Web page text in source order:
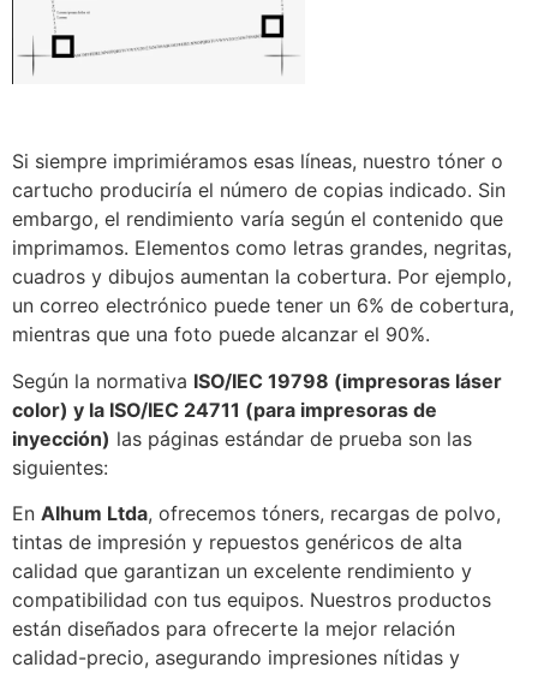
Si siempre imprimiéramos esas líneas, nuestro tóner o
cartucho produciría el número de copias indicado. Sin
embargo, el rendimiento varía según el contenido que
imprimamos. Elementos como letras grandes, negritas,
cuadros y dibujos aumentan la cobertura. Por ejemplo,
un correo electrónico puede tener un 6% de cobertura,
mientras que una foto puede alcanzar el 90%.
Según la normativa ISO/IEC 19798 (impresoras láser
color) y la ISO/IEC 24711 (para impresoras de
inyección) las páginas estándar de prueba son las
siguientes:
En Alhum Ltda, ofrecemos tóners, recargas de polvo,
tintas de impresión y repuestos genéricos de alta
calidad que garantizan un excelente rendimiento y
compatibilidad con tus equipos. Nuestros productos
están diseñados para ofrecerte la mejor relación
calidad-precio, asegurando impresiones nítidas y